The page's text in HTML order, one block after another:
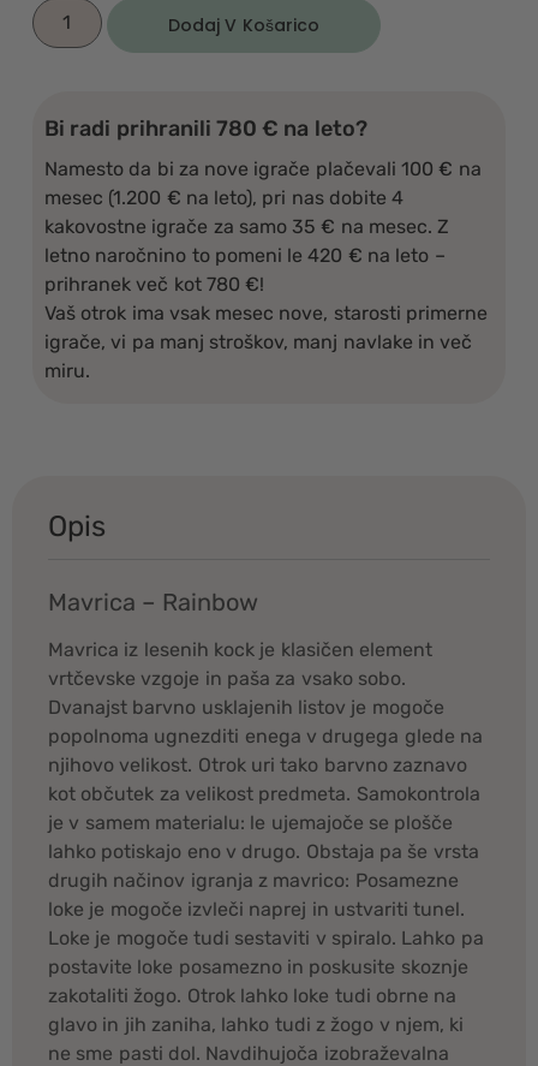
Dodaj V Košarico
Bi radi prihranili 780 € na leto?
Namesto da bi za nove igrače plačevali 100 € na
mesec (1.200 € na leto), pri nas dobite 4
kakovostne igrače za samo 35 € na mesec. Z
letno naročnino to pomeni le 420 € na leto –
prihranek več kot 780 €!
Vaš otrok ima vsak mesec nove, starosti primerne
igrače, vi pa manj stroškov, manj navlake in več
miru.
Opis
Mavrica – Rainbow
Mavrica iz lesenih kock je klasičen element
vrtčevske vzgoje in paša za vsako sobo.
Dvanajst barvno usklajenih listov je mogoče
popolnoma ugnezditi enega v drugega glede na
njihovo velikost. Otrok uri tako barvno zaznavo
kot občutek za velikost predmeta. Samokontrola
je v samem materialu: le ujemajoče se plošče
lahko potiskajo eno v drugo. Obstaja pa še vrsta
drugih načinov igranja z mavrico: Posamezne
loke je mogoče izvleči naprej in ustvariti tunel.
Loke je mogoče tudi sestaviti v spiralo. Lahko pa
postavite loke posamezno in poskusite skoznje
zakotaliti žogo. Otrok lahko loke tudi obrne na
glavo in jih zaniha, lahko tudi z žogo v njem, ki
ne sme pasti dol. Navdihujoča izobraževalna